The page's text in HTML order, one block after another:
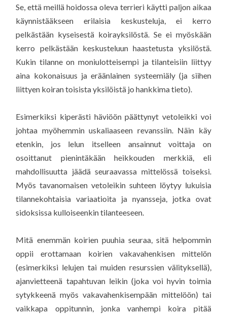
Se, että meillä hoidossa oleva terrieri käytti paljon aikaa
käynnistääkseen erilaisia keskusteluja, ei kerro
pelkästään kyseisestä koirayksilöstä. Se ei myöskään
kerro pelkästään keskusteluun haastetusta yksilöstä.
Kukin tilanne on moniulotteisempi ja tilanteisiin liittyy
aina kokonaisuus ja eräänlainen systeemiäly (ja siihen
liittyen koiran toisista yksilöistä jo hankkima tieto).
Esimerkiksi kiperästi häviöön päättynyt vetoleikki voi
johtaa myöhemmin uskaliaaseen revanssiin. Näin käy
etenkin, jos lelun itselleen ansainnut voittaja on
osoittanut pienintäkään heikkouden merkkiä, eli
mahdollisuutta jäädä seuraavassa mittelössä toiseksi.
Myös tavanomaisen vetoleikin suhteen löytyy lukuisia
tilannekohtaisia variaatioita ja nyansseja, jotka ovat
sidoksissa kulloiseenkin tilanteeseen.
Mitä enemmän koirien puuhia seuraa, sitä helpommin
oppii erottamaan koirien vakavahenkisen mittelön
(esimerkiksi lelujen tai muiden resurssien välityksellä),
ajanvietteenä tapahtuvan leikin (joka voi hyvin toimia
sytykkeenä myös vakavahenkisempään mittelöön) tai
vaikkapa oppitunnin, jonka vanhempi koira pitää